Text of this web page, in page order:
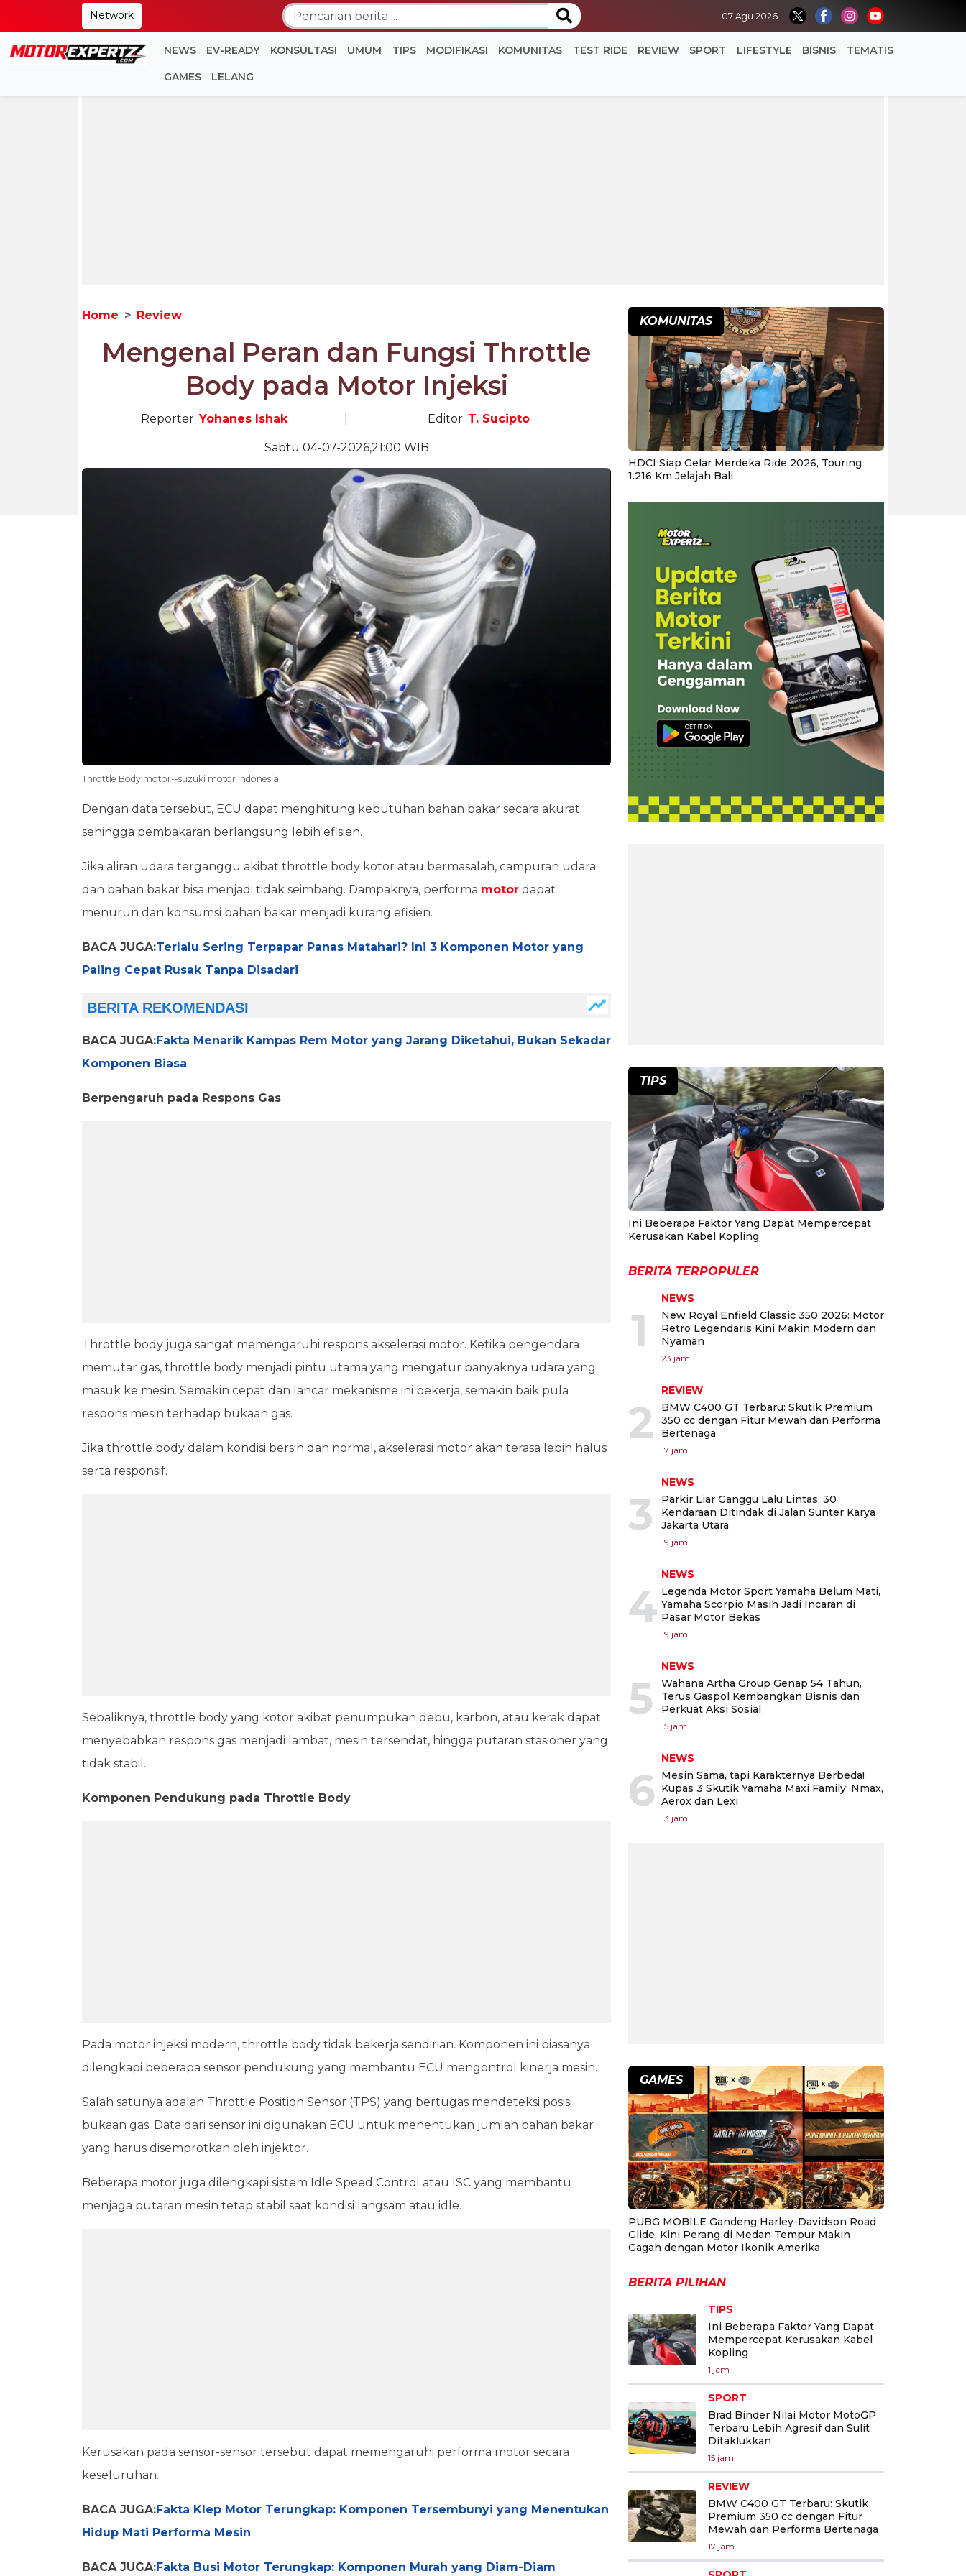
Network 07 Agu 2026
NEWS EV-READY KONSULTASI UMUM TIPS MODIFIKASI KOMUNITAS TEST RIDE REVIEW SPORT LIFESTYLE BISNIS TEMATIS
GAMES LELANG
Home Review
Mengenal Peran dan Fungsi Throttle
Body pada Motor Injeksi
Reporter:Yohanes Ishak Editor: T. Sucipto
Sabtu 04-07-2026,21:00 WIB
Throttle Body motor--suzuki motor Indonesia
Dengan data tersebut, ECU dapat menghitung kebutuhan bahan bakar secara akurat
sehingga pembakaran berlangsung lebih efisien.
Jika aliran udara terganggu akibat throttle body kotor atau bermasalah, campuran udara
dan bahan bakar bisa menjadi tidak seimbang. Dampaknya, performa motor dapat
menurun dan konsumsi bahan bakar menjadi kurang efisien.
BACA JUGA:Terlalu Sering Terpapar Panas Matahari? Ini 3 Komponen Motor yang
Paling Cepat Rusak Tanpa Disadari
BACA JUGA:Fakta Menarik Kampas Rem Motor yang Jarang Diketahui, Bukan Sekadar
Komponen Biasa
Berpengaruh pada Respons Gas
Throttle body juga sangat memengaruhi respons akselerasi motor. Ketika pengendara
memutar gas, throttle body menjadi pintu utama yang mengatur banyaknya udara yang
masuk ke mesin. Semakin cepat dan lancar mekanisme ini bekerja, semakin baik pula
respons mesin terhadap bukaan gas.
Jika throttle body dalam kondisi bersih dan normal, akselerasi motor akan terasa lebih halus
serta responsif.
Sebaliknya, throttle body yang kotor akibat penumpukan debu, karbon, atau kerak dapat
menyebabkan respons gas menjadi lambat, mesin tersendat, hingga putaran stasioner yang
tidak stabil.
Komponen Pendukung pada Throttle Body
Pada motor injeksi modern, throttle body tidak bekerja sendirian. Komponen ini biasanya
dilengkapi beberapa sensor pendukung yang membantu ECU mengontrol kinerja mesin.
Salah satunya adalah Throttle Position Sensor (TPS) yang bertugas mendeteksi posisi
bukaan gas. Data dari sensor ini digunakan ECU untuk menentukan jumlah bahan bakar
yang harus disemprotkan oleh injektor.
Beberapa motor juga dilengkapi sistem Idle Speed Control atau ISC yang membantu
menjaga putaran mesin tetap stabil saat kondisi langsam atau idle.
Kerusakan pada sensor-sensor tersebut dapat memengaruhi performa motor secara
keseluruhan.
BACA JUGA:Fakta Klep Motor Terungkap: Komponen Tersembunyi yang Menentukan
Hidup Mati Performa Mesin
BACA JUGA:Fakta Busi Motor Terungkap: Komponen Murah yang Diam-Diam
KOMUNITAS
HDCI Siap Gelar Merdeka Ride 2026, Touring
1.216 Km Jelajah Bali
TIPS
Ini Beberapa Faktor Yang Dapat Mempercepat
Kerusakan Kabel Kopling
BERITA TERPOPULER
1
NEWS
New Royal Enfield Classic 350 2026: Motor
Retro Legendaris Kini Makin Modern dan
Nyaman
23 jam
2
REVIEW
BMW C400 GT Terbaru: Skutik Premium
350 cc dengan Fitur Mewah dan Performa
Bertenaga
17 jam
3
NEWS
Parkir Liar Ganggu Lalu Lintas, 30
Kendaraan Ditindak di Jalan Sunter Karya
Jakarta Utara
19 jam
4
NEWS
Legenda Motor Sport Yamaha Belum Mati,
Yamaha Scorpio Masih Jadi Incaran di
Pasar Motor Bekas
19 jam
5
NEWS
Wahana Artha Group Genap 54 Tahun,
Terus Gaspol Kembangkan Bisnis dan
Perkuat Aksi Sosial
15 jam
6
NEWS
Mesin Sama, tapi Karakternya Berbeda!
Kupas 3 Skutik Yamaha Maxi Family: Nmax,
Aerox dan Lexi
13 jam
GAMES
PUBG MOBILE Gandeng Harley-Davidson Road
Glide, Kini Perang di Medan Tempur Makin
Gagah dengan Motor Ikonik Amerika
BERITA PILIHAN
TIPS
Ini Beberapa Faktor Yang Dapat
Mempercepat Kerusakan Kabel
Kopling
1 jam
SPORT
Brad Binder Nilai Motor MotoGP
Terbaru Lebih Agresif dan Sulit
Ditaklukkan
15 jam
REVIEW
BMW C400 GT Terbaru: Skutik
Premium 350 cc dengan Fitur
Mewah dan Performa Bertenaga
17 jam